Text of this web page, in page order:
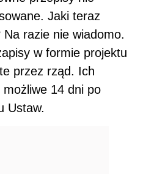
Jaki teraz
Na razie nie wiadomo.
w formie projektu
przez rząd. Ich
14 dni po
Ustaw.